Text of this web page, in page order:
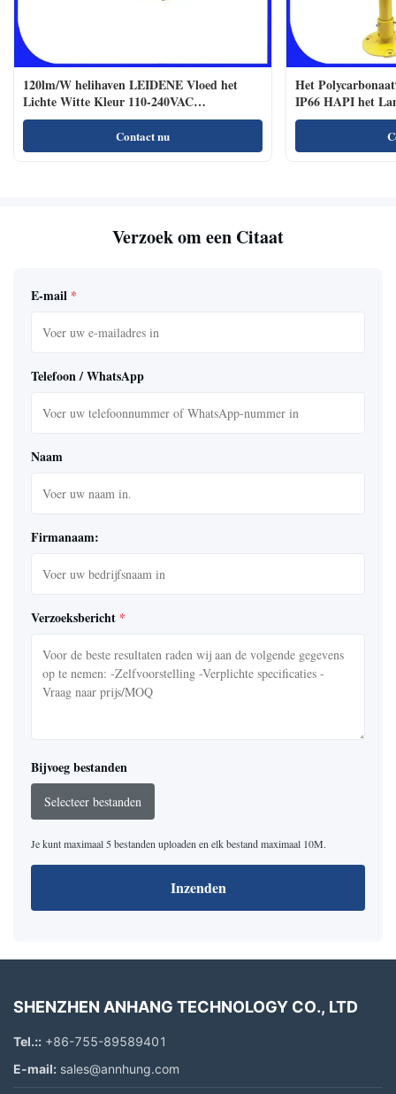
120lm/W helihaven LEIDENE Vloed het
Lichte Witte Kleur 110-240VAC
Regelmatige Branden
Contact nu
Het
IP66 HAPI het
Verzoek om een Citaat
E-mail *
Telefoon / WhatsApp
Naam
Firmanaam:
Verzoeksbericht *
Bijvoeg bestanden
Selecteer bestanden
Je kunt maximaal 5 bestanden uploaden en elk bestand maximaal 10M.
Inzenden
SHENZHEN ANHANG TECHNOLOGY CO., LTD
Tel.:: +86-755-89589401
E-mail: sales@annhung.com